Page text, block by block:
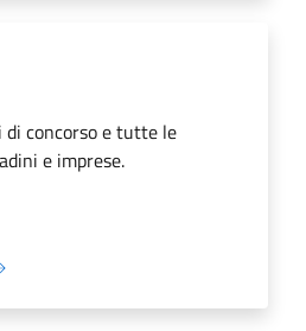
di concorso e tutte le
e imprese.